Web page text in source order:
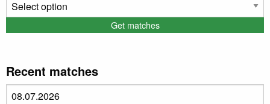
Recent matches